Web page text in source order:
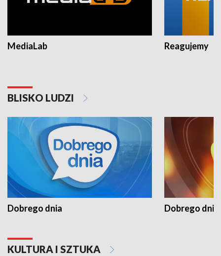
MediaLab Reagujemy
BLISKO LUDZI
Dobrego dnia Dobrego dnia
KULTURA I SZTUKA